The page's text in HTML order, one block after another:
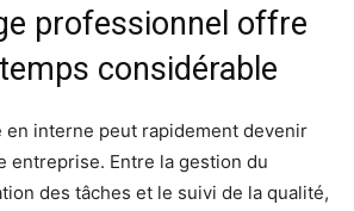
professionnel offre
considérable
en interne peut rapidement devenir
entreprise. Entre la gestion du
des tâches et le suivi de la qualité,